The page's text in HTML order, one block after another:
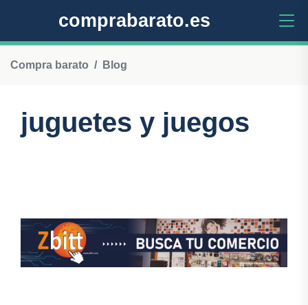
comprabarato.es
Compra barato Blog
juguetes y juegos